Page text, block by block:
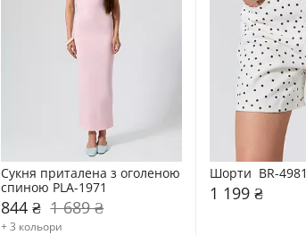
Сукня приталена з оголеною
спиною PLA-1971
844 ₴ 1 689 ₴
+ 3 кольори
Шорти  BR-4981
1 199 ₴